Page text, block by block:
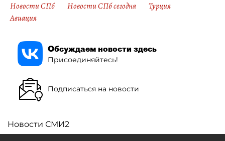
Новости СПб
Новости СПб сегодня
Турция
Авиация
Обсуждаем новости здесь
Присоединяйтесь!
Подписаться на новости
Новости СМИ2